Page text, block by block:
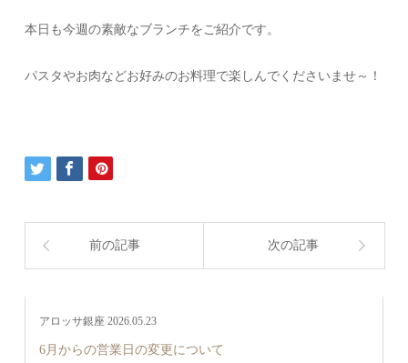
本日も今週の素敵なブランチをご紹介です。
パスタやお肉などお好みのお料理で楽しんでくださいませ～！
前の記事 次の記事
アロッサ銀座 2026.05.23
6月からの営業日の変更について